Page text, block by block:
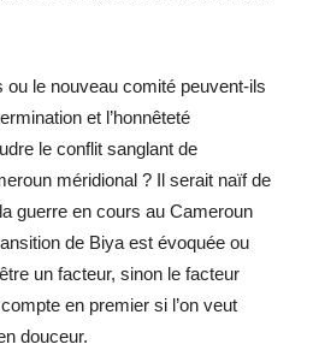
ou le nouveau comité peuvent-ils
et l’honnêteté
le conflit sanglant de
méridional ? Il serait naïf de
guerre en cours au Cameroun
de Biya est évoquée ou
un facteur, sinon le facteur
en premier si l’on veut
douceur.